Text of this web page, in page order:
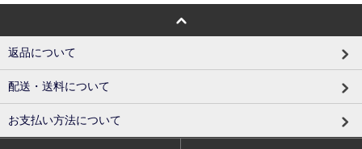
返品について
配送・送料について
お支払い方法について